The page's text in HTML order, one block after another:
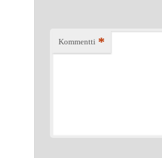
Kommentti *